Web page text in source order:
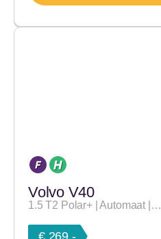
Volvo V40
1.5 T2 Polar+ | Automaat |…
€ 269,-